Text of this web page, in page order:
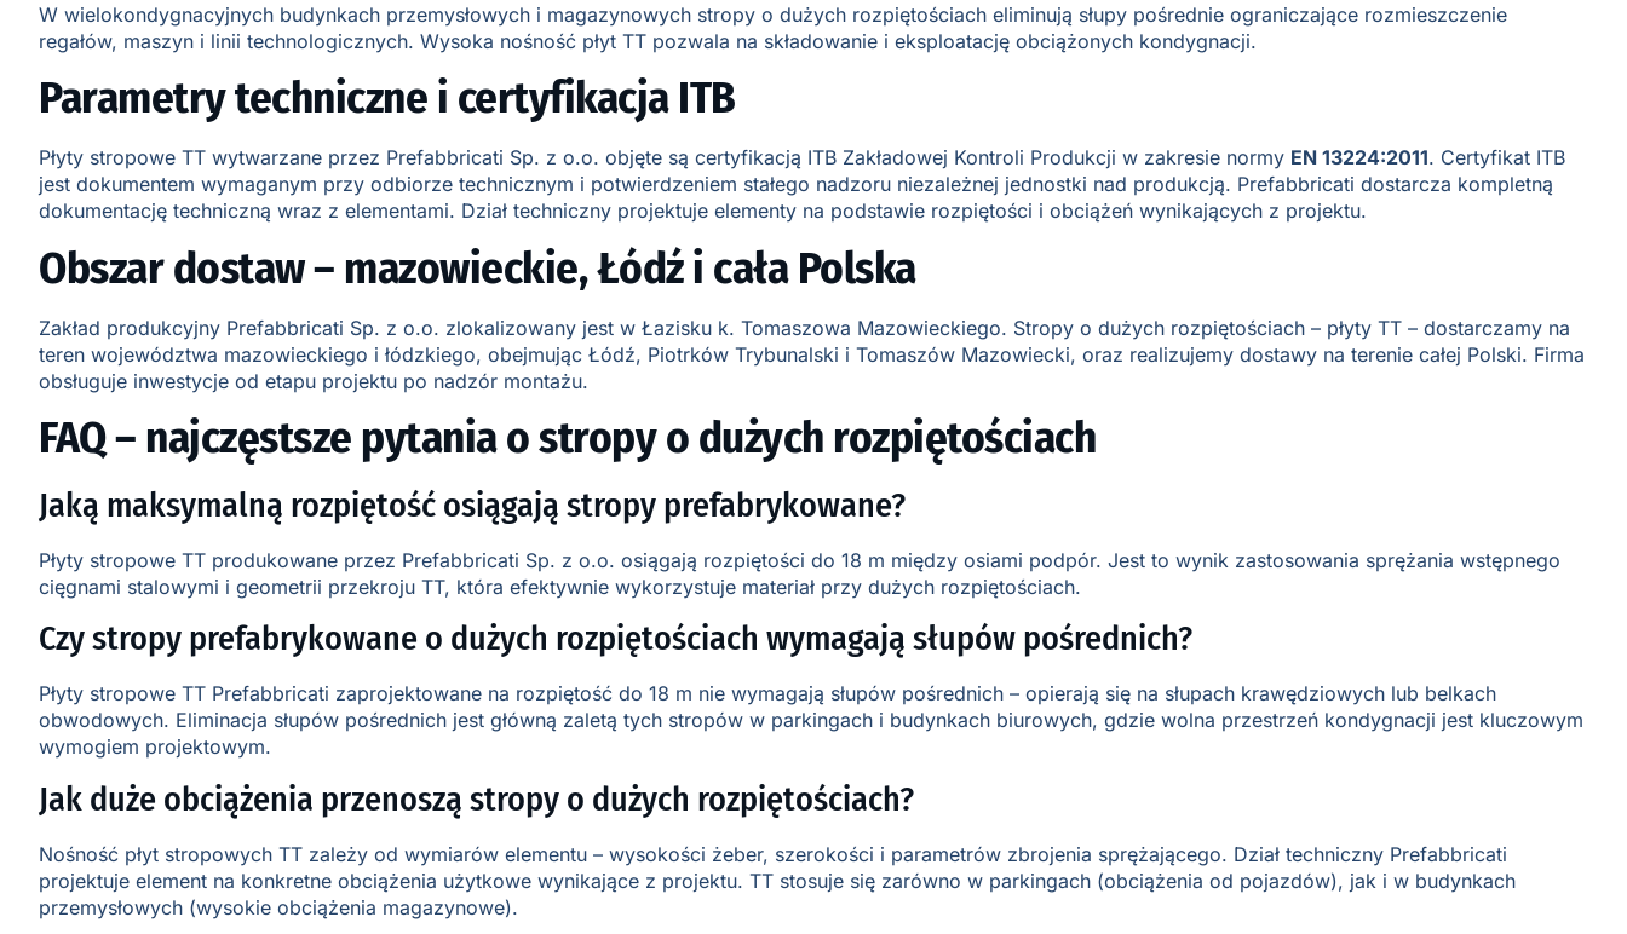
W wielokondygnacyjnych budynkach przemysłowych i magazynowych stropy o dużych rozpiętościach eliminują słupy pośrednie ograniczające rozmieszczenie
regałów, maszyn i linii technologicznych. Wysoka nośność płyt TT pozwala na składowanie i eksploatację obciążonych kondygnacji.
Parametry techniczne i certyfikacja ITB
Płyty stropowe TT wytwarzane przez Prefabbricati Sp. z o.o. objęte są certyfikacją ITB Zakładowej Kontroli Produkcji w zakresie normy EN 13224:2011. Certyfikat ITB
jest dokumentem wymaganym przy odbiorze technicznym i potwierdzeniem stałego nadzoru niezależnej jednostki nad produkcją. Prefabbricati dostarcza kompletną
dokumentację techniczną wraz z elementami. Dział techniczny projektuje elementy na podstawie rozpiętości i obciążeń wynikających z projektu.
Obszar dostaw – mazowieckie, Łódź i cała Polska
Zakład produkcyjny Prefabbricati Sp. z o.o. zlokalizowany jest w Łazisku k. Tomaszowa Mazowieckiego. Stropy o dużych rozpiętościach – płyty TT – dostarczamy na
teren województwa mazowieckiego i łódzkiego, obejmując Łódź, Piotrków Trybunalski i Tomaszów Mazowiecki, oraz realizujemy dostawy na terenie całej Polski. Firma
obsługuje inwestycje od etapu projektu po nadzór montażu.
FAQ – najczęstsze pytania o stropy o dużych rozpiętościach
Jaką maksymalną rozpiętość osiągają stropy prefabrykowane?
Płyty stropowe TT produkowane przez Prefabbricati Sp. z o.o. osiągają rozpiętości do 18 m między osiami podpór. Jest to wynik zastosowania sprężania wstępnego
cięgnami stalowymi i geometrii przekroju TT, która efektywnie wykorzystuje materiał przy dużych rozpiętościach.
Czy stropy prefabrykowane o dużych rozpiętościach wymagają słupów pośrednich?
Płyty stropowe TT Prefabbricati zaprojektowane na rozpiętość do 18 m nie wymagają słupów pośrednich – opierają się na słupach krawędziowych lub belkach
obwodowych. Eliminacja słupów pośrednich jest główną zaletą tych stropów w parkingach i budynkach biurowych, gdzie wolna przestrzeń kondygnacji jest kluczowym
wymogiem projektowym.
Jak duże obciążenia przenoszą stropy o dużych rozpiętościach?
Nośność płyt stropowych TT zależy od wymiarów elementu – wysokości żeber, szerokości i parametrów zbrojenia sprężającego. Dział techniczny Prefabbricati
projektuje element na konkretne obciążenia użytkowe wynikające z projektu. TT stosuje się zarówno w parkingach (obciążenia od pojazdów), jak i w budynkach
przemysłowych (wysokie obciążenia magazynowe).